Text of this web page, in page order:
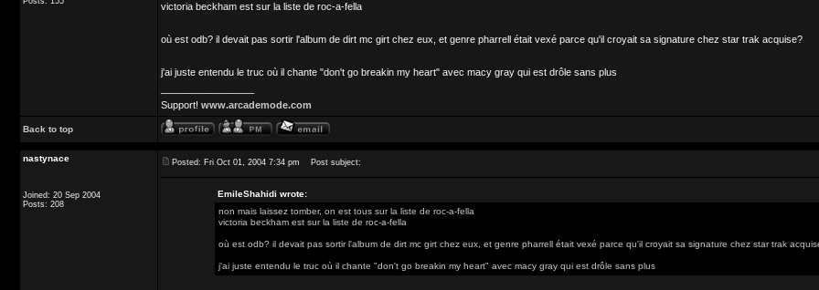
victoria beckham est sur la liste de roc-a-fella
où est odb? il devait pas sortir l'album de dirt mc girt chez eux, et genre pharrell était vexé parce qu'il croyait sa signature chez star trak acquise?
j'ai juste entendu le truc où il chante "don't go breakin my heart" avec macy gray qui est drôle sans plus
Support! www.arcademode.com
Back to top
nastynace
Joined: 20 Sep 2004
Posts: 208
Posted: Fri Oct 01, 2004 7:34 pm Post subject:
EmileShahidi wrote:
non mais laissez tomber, on est tous sur la liste de roc-a-fella
victoria beckham est sur la liste de roc-a-fella
où est odb? il devait pas sortir l'album de dirt mc girt chez eux, et genre pharrell était vexé parce qu'il croyait sa signature chez star trak
j'ai juste entendu le truc où il chante "don't go breakin my heart" avec macy gray qui est drôle sans plus